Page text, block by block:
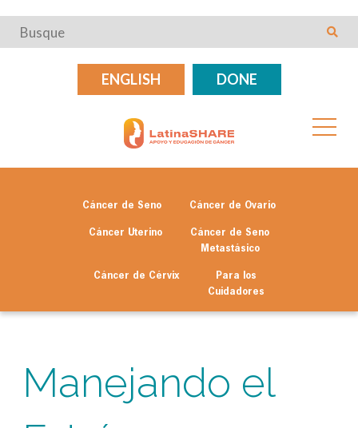
ENGLISH DONE
Cáncer de Seno Cáncer de Ovario
Cáncer Uterino
Cáncer de Seno
Metastásico
Cáncer de Cérvix
Para los
Cuidadores
Manejando el